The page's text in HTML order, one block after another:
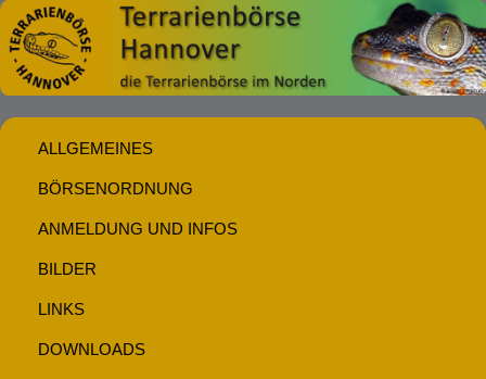
ALLGEMEINES
BÖRSENORDNUNG
ANMELDUNG UND INFOS
BILDER
LINKS
DOWNLOADS